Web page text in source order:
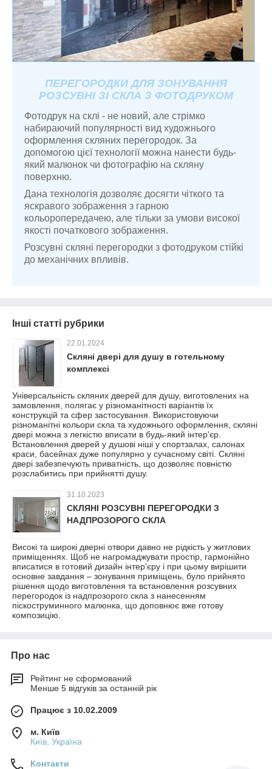
ПЕРЕГОРОДКИ ДЛЯ ЗОНУВАННЯ
РОЗСУВНІ ЗІ СКЛА З ФОТОДРУКОМ
Фотодрук на склі - не новий, але стрімко
набираючий популярності вид художнього
оформлення скляних перегородок. За
допомогою цієї технології можна нанести будь-
який малюнок чи фотографію на скляну
поверхню.
Дана технологія дозволяє досягти чіткого та
яскравого зображення з гарною
кольоропередачею, але тільки за умови високої
якості початкового зображення.
Розсувні скляні перегородки з фотодруком стійкі
до механічних впливів.
Інші статті рубрики
22.01.2024
Скляні двері для душу в готельному
комплексі
Універсальність скляних дверей для душу, виготовлених на
замовлення, полягає у різноманітності варіантів їх
конструкцій та сфер застосування. Використовуючи
різноманітні кольори скла та художнього оформлення, скляні
двері можна з легкістю вписати в будь-який інтер'єр.
Встановлення дверей у душові ніші у спортзалах, салонах
краси, басейнах дуже популярно у сучасному світі. Скляні
двері забезпечують приватність, що дозволяє повністю
розслабитись при прийнятті душу.
31.10.2023
СКЛЯНІ РОЗСУВНІ ПЕРЕГОРОДКИ З
НАДПРОЗОРОГО СКЛА
Високі та широкі дверні отвори давно не рідкість у житлових
приміщеннях. Щоб не нагромаджувати простір, гармонійно
вписатися в готовий дизайн інтер'єру і при цьому вирішити
основне завдання – зонування приміщень, було прийнято
рішення щодо виготовлення та встановлення розсувних
перегородок із надпрозорого скла з нанесенням
піскоструминного малюнка, що доповнює вже готову
композицію.
Про нас
Рейтинг не сформований
Менше 5 відгуків за останній рік
Працює з 10.02.2009
м. Київ
Київ, Україна
Контакти